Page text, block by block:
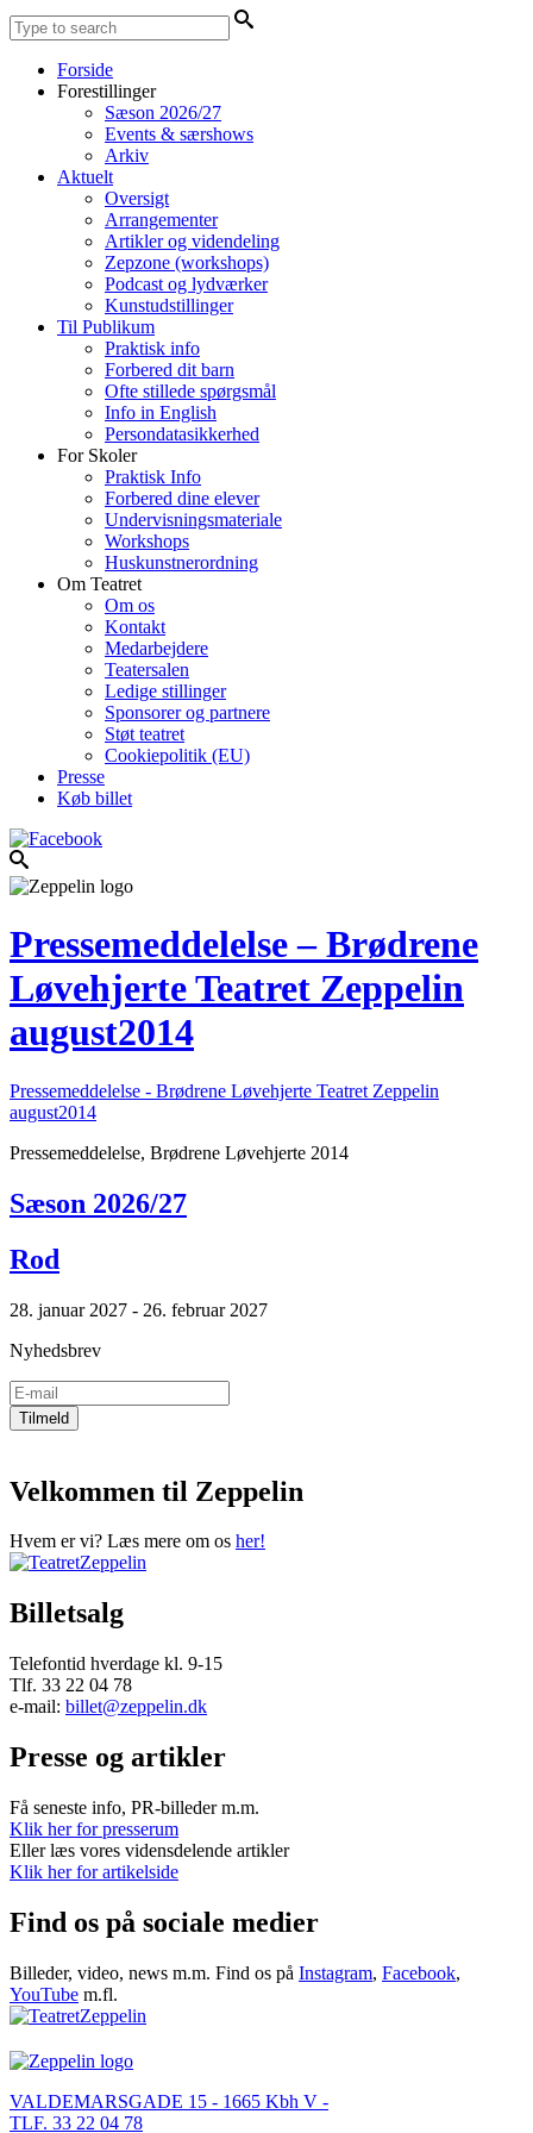
Forside
Forestillinger
Sæson 2026/27
Events & særshows
Arkiv
Aktuelt
Oversigt
Arrangementer
Artikler og videndeling
Zepzone (workshops)
Podcast og lydværker
Kunstudstillinger
Til Publikum
Praktisk info
Forbered dit barn
Ofte stillede spørgsmål
Info in English
Persondatasikkerhed
For Skoler
Praktisk Info
Forbered dine elever
Undervisningsmateriale
Workshops
Huskunstnerordning
Om Teatret
Om os
Kontakt
Medarbejdere
Teatersalen
Ledige stillinger
Sponsorer og partnere
Støt teatret
Cookiepolitik (EU)
Presse
Køb billet
Pressemeddelelse – Brødrene
Løvehjerte Teatret Zeppelin
august2014
Pressemeddelelse - Brødrene Løvehjerte Teatret Zeppelin
august2014
Pressemeddelelse, Brødrene Løvehjerte 2014
Sæson 2026/27
Rod
28. januar 2027 - 26. februar 2027
Nyhedsbrev
Velkommen til Zeppelin
Hvem er vi? Læs mere om os her!
Billetsalg
Telefontid hverdage kl. 9-15
Tlf. 33 22 04 78
e-mail: billet@zeppelin.dk
Presse og artikler
Få seneste info, PR-billeder m.m.
Klik her for presserum
Eller læs vores vidensdelende artikler
Klik her for artikelside
Find os på sociale medier
Billeder, video, news m.m. Find os på Instagram, Facebook,
YouTube m.fl.
VALDEMARSGADE 15 - 1665 Kbh V -
TLF. 33 22 04 78